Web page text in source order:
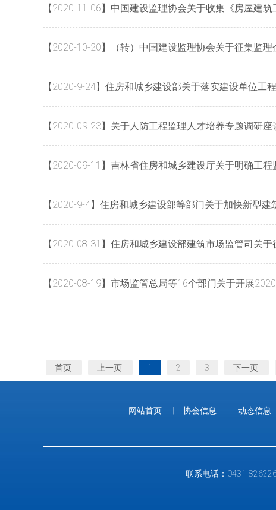
【2020-11-06】中国建设监理协会关于收集《房屋建
【2020-10-20】（转）中国建设监理协会关于征集监
【2020-9-24】住房和城乡建设部关于落实建设单位工
【2020-09-23】关于人防工程监理人才培养专题调研座
【2020-09-11】吉林省住房和城乡建设厅关于明确工
【2020-9-4】住房和城乡建设部等部门关于加快新型
【2020-08-31】住房和城乡建设部建筑市场监管司关
【2020-08-19】市场监管总局等16个部门关于开展
首页 上一页 1 2 3 下一页
网站首页 协会信息 动态信息
联系电话：0431-